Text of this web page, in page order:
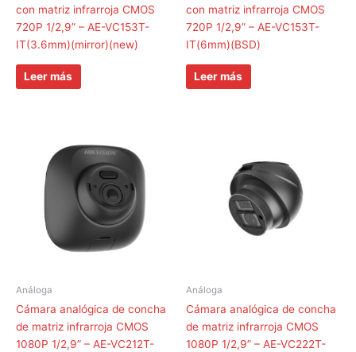
con matriz infrarroja CMOS
720P 1/2,9” – AE-VC153T-
IT(3.6mm)(mirror)(new)
Leer más
con matriz infrarroja CMOS
720P 1/2,9” – AE-VC153T-
IT(6mm)(BSD)
Leer más
Análoga
Cámara analógica de concha
de matriz infrarroja CMOS
1080P 1/2,9” – AE-VC212T-
Análoga
Cámara analógica de concha
de matriz infrarroja CMOS
1080P 1/2,9” – AE-VC222T-